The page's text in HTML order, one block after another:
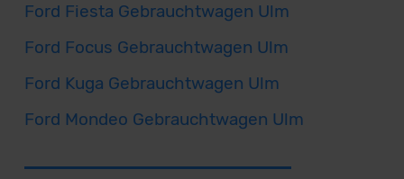
Ford Fiesta Gebrauchtwagen Ulm
Ford Focus Gebrauchtwagen Ulm
Ford Kuga Gebrauchtwagen Ulm
Ford Mondeo Gebrauchtwagen Ulm